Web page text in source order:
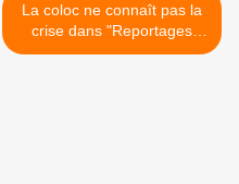
La coloc ne connaît pas la
crise dans "Reportages
Découverte" sur TF1 >